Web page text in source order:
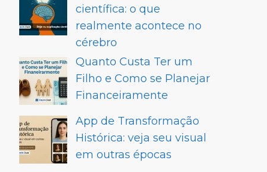
científica: o que
realmente acontece no
cérebro
Quanto Custa Ter um
Filho e Como se Planejar
Financeiramente
App de Transformação
Histórica: veja seu visual
em outras épocas